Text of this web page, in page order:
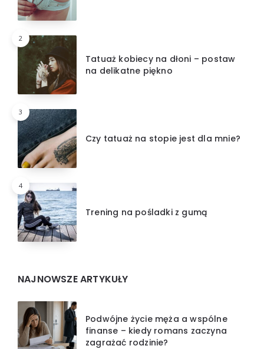
2
Tatuaż kobiecy na dłoni – postaw
na delikatne piękno
3
Czy tatuaż na stopie jest dla mnie?
4
Trening na pośladki z gumą
NAJNOWSZE ARTYKUŁY
Podwójne życie męża a wspólne
finanse – kiedy romans zaczyna
zagrażać rodzinie?